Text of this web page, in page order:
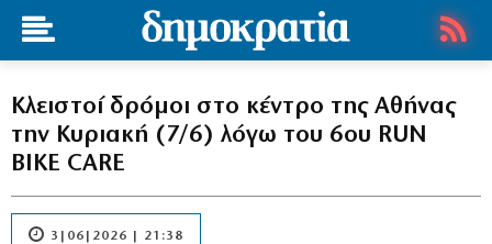
Κλειστοί δρόμοι στο κέντρο της Αθήνας
την Κυριακή (7/6) λόγω του 6ου RUN
BIKE CARE
3|06|2026 | 21:38